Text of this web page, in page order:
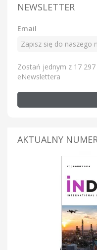
NEWSLETTER
Email
Zostań jednym z 17
eNewslettera
AKTUALNY NUMER